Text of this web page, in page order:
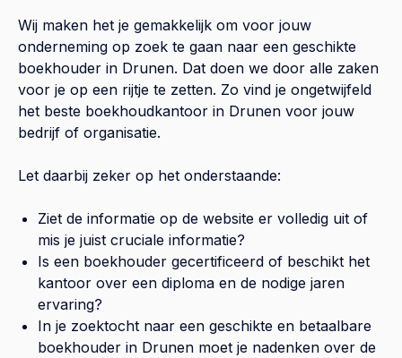
Wij maken het je gemakkelijk om voor jouw
onderneming op zoek te gaan naar een geschikte
boekhouder in Drunen. Dat doen we door alle zaken
voor je op een rijtje te zetten. Zo vind je ongetwijfeld
het beste boekhoudkantoor in Drunen voor jouw
bedrijf of organisatie.
Let daarbij zeker op het onderstaande:
Ziet de informatie op de website er volledig uit of
mis je juist cruciale informatie?
Is een boekhouder gecertificeerd of beschikt het
kantoor over een diploma en de nodige jaren
ervaring?
In je zoektocht naar een geschikte en betaalbare
boekhouder in Drunen moet je nadenken over de